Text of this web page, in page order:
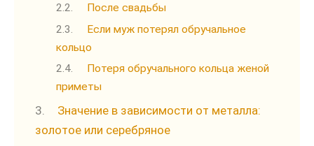
После свадьбы
Если муж потерял обручальное
кольцо
Потеря обручального кольца женой
приметы
Значение в зависимости от металла:
золотое или серебряное